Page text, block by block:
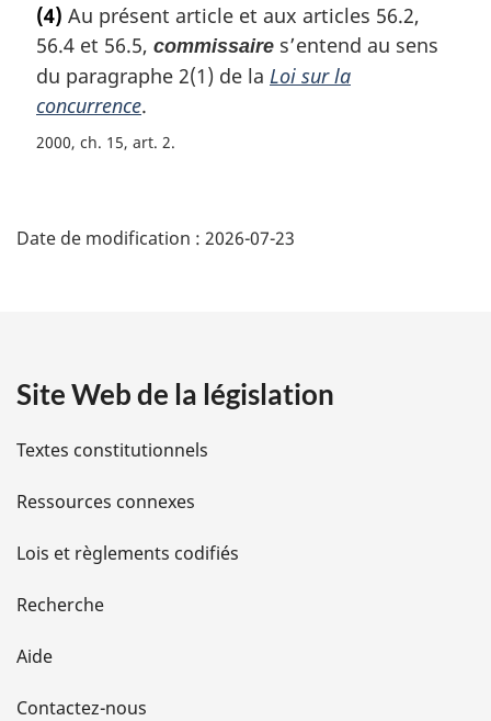
i
n
a
e
:
t
e
m
r
g
l
(4) Au présent article et aux articles 56.2,
56.4 et 56.5, commissaire s’entend au sens
du paragraphe 2(1) de la Loi sur la
concurrence.
2000, ch. 15, art. 2
é
i
l
s
d
e
l
Date de modification : 2026-07-23
Site Web de la législation
Textes constitutionnels
Ressources connexes
Lois et règlements codifiés
Recherche
Aide
Contactez-nous